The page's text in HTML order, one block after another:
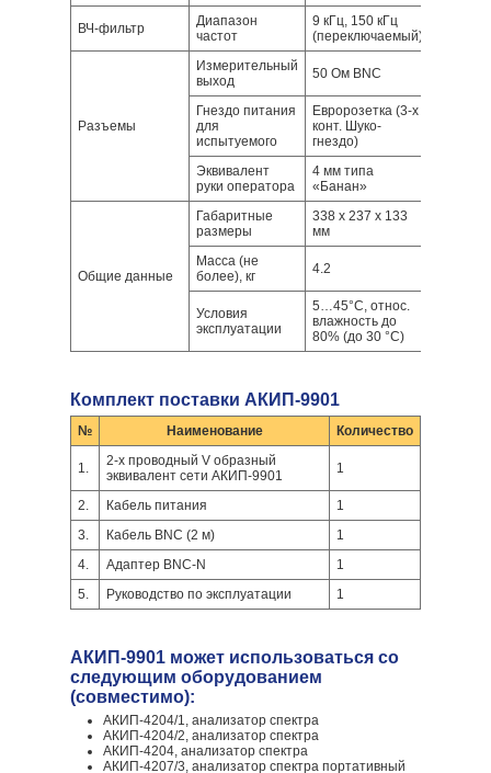
ВЧ-фильтр
Диапазон
частот
9 кГц, 150 кГц
(переключаемый)
Разъемы
Измерительный
выход
50 Ом BNC
Гнездо питания
для
испытуемого
Евророзетка (3-х
конт. Шуко-
гнездо)
Эквивалент
руки оператора
4 мм типа
«Банан»
Общие данные
Габаритные
размеры
338 х 237 х 133
мм
Масса (не
более), кг
4.2
Условия
эксплуатации
5…45°С, относ.
влажность до
80% (до 30 °С)
Комплект поставки АКИП-9901
№ Наименование Количество
1.
2-х проводный V образный
эквивалент сети АКИП-9901
1
2. Кабель питания
1
3.
Кабель BNC (2 м)
1
4.
Адаптер BNC-N
1
5.
Руководство по эксплуатации 1
АКИП-9901 может использоваться со
следующим оборудованием
(совместимо):
АКИП-4204/1, анализатор спектра
АКИП-4204/2, анализатор спектра
АКИП-4204, анализатор спектра
АКИП-4207/3, анализатор спектра портативный